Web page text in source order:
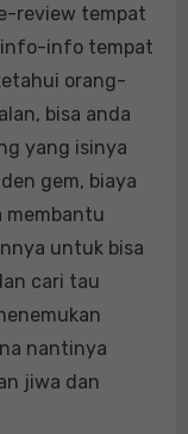
review tempat
info-info tempat
orang-
bisa anda
yang isinya
gem, biaya
membantu
untuk bisa
cari tau
nantinya
jiwa dan